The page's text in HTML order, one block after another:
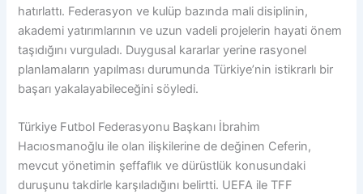
hatırlattı. Federasyon ve kulüp bazında mali disiplinin,
akademi yatırımlarının ve uzun vadeli projelerin hayati önem
taşıdığını vurguladı. Duygusal kararlar yerine rasyonel
planlamaların yapılması durumunda Türkiye’nin istikrarlı bir
başarı yakalayabileceğini söyledi.
Türkiye Futbol Federasyonu Başkanı İbrahim
Hacıosmanoğlu ile olan ilişkilerine de değinen Ceferin,
mevcut yönetimin şeffaflık ve dürüstlük konusundaki
duruşunu takdirle karşıladığını belirtti. UEFA ile TFF